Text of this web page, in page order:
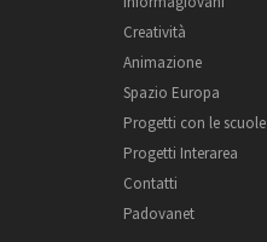
Creatività
Animazione
Spazio Europa
Progetti con le scuole
Progetti Interarea
Contatti
Padovanet